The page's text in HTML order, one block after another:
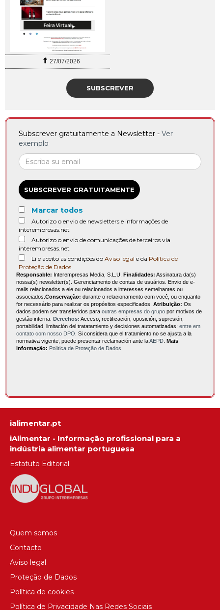
27/07/2026
SUBSCREVER
Subscrever gratuitamente a Newsletter - Ver
exemplo
SUBSCREVER GRATUITAMENTE
Marcar todos
Autorizo o envio de newsletters e informações de
interempresas.net
Autorizo o envio de comunicações de terceiros via
interempresas.net
Li e aceito as condições do Aviso legal e da Política de
Proteção de Dados
Responsable: Interempresas Media, S.L.U. Finalidades: Assinatura da(s)
nossa(s) newsletter(s). Gerenciamento de contas de usuários. Envio de e-
mails relacionados a ele ou relacionados a interesses semelhantes ou
associados. Conservação: durante o relacionamento com você, ou enquanto
for necessário para realizar os propósitos especificados. Atribuição: Os
dados podem ser transferidos para outras empresas do grupo por motivos de
gestão interna. Derechos: Acceso, rectificación, oposición, supresión,
portabilidad, limitación del tratatamiento y decisiones automatizadas: entre em
contato com nosso DPO . Si considera que el tratamiento no se ajusta a la
normativa vigente, puede presentar reclamación ante laAEPD Mais
informação: Política de Proteção de Dados
ialimentar.pt
iAlimentar - Informação profissional para a
indústria alimentar portuguesa
Estatuto Editorial
Quem somos
Contacto
Aviso legal
Proteção de Dados
Política de cookies
Política de Privacidade Nas Redes Sociais